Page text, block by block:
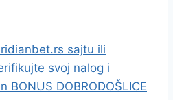
sajtu ili
svoj nalog i
DOBRODOŠLICE